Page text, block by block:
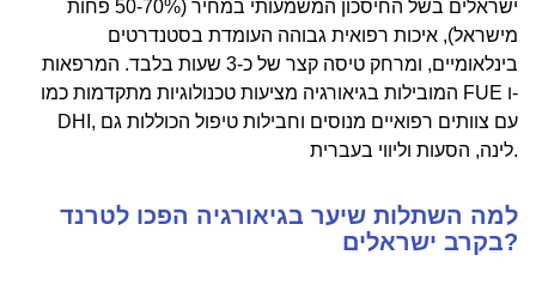
ישראלים בשל החיסכון המשמעותי במחיר (50-70% פחות
מישראל), איכות רפואית גבוהה העומדת בסטנדרטים
בינלאומיים, ומרחק טיסה קצר של כ-3 שעות בלבד. המרפאות
המובילות בגיאורגיה מציעות טכנולוגיות מתקדמות כמו FUE ו-
DHI, עם צוותים רפואיים מנוסים וחבילות טיפול הכוללות גם
לינה, הסעות וליווי בעברית.
למה השתלות שיער בגיאורגיה הפכו לטרנד
בקרב ישראלים?